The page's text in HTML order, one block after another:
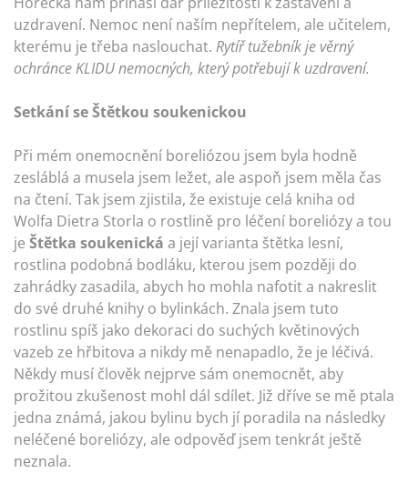
uzdravení. Nemoc není naším nepřítelem, ale učitelem,
kterému je třeba naslouchat. Rytíř tužebník je věrný
ochránce KLIDU nemocných, který potřebují k uzdravení.
Setkání se Štětkou soukenickou
Při mém onemocnění boreliózou jsem byla hodně
zesláblá a musela jsem ležet, ale aspoň jsem měla čas
na čtení. Tak jsem zjistila, že existuje celá kniha od
Wolfa Dietra Storla o rostlině pro léčení boreliózy a tou
je Štětka soukenická a její varianta štětka lesní,
rostlina podobná bodláku, kterou jsem později do
zahrádky zasadila, abych ho mohla nafotit a nakreslit
do své druhé knihy o bylinkách. Znala jsem tuto
rostlinu spíš jako dekoraci do suchých květinových
vazeb ze hřbitova a nikdy mě nenapadlo, že je léčivá.
Někdy musí člověk nejprve sám onemocnět, aby
prožitou zkušenost mohl dál sdílet. Již dříve se mě ptala
jedna známá, jakou bylinu bych jí poradila na následky
neléčené boreliózy, ale odpověď jsem tenkrát ještě
neznala.